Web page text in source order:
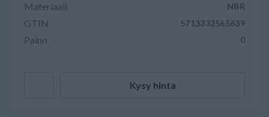
Materiaali NBR
GTIN 5713332565639
Paino 0
Kysy hinta